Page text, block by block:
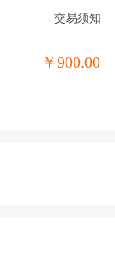
交易须知
￥900.00